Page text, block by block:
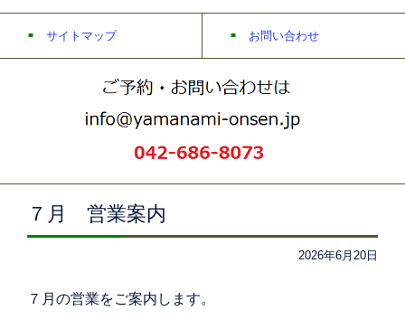
サイトマップ お問い合わせ
７月 営業案内
2026年6月20日
７月の営業をご案内します。